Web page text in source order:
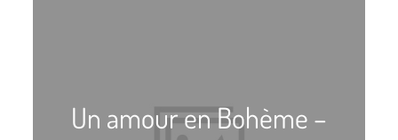
Un amour en Bohème –